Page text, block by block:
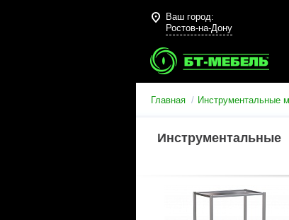
Ваш город:
Ростов-на-Дону
Главная Инструментальные
Инструментальные